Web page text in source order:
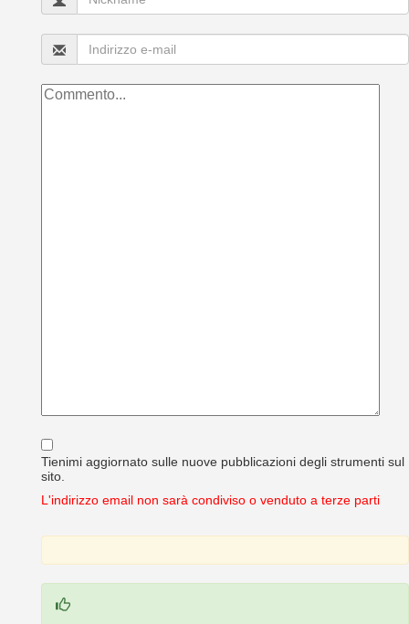
Tienimi aggiornato sulle nuove pubblicazioni degli strumenti sul
sito.
L'indirizzo email non sarà condiviso o venduto a terze parti